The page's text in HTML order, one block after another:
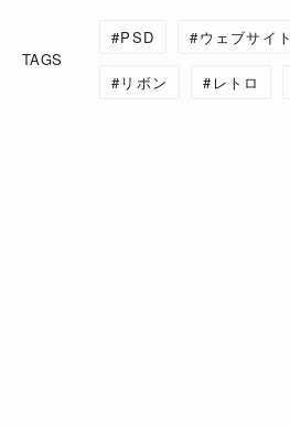
TAGS
PSD ウェブサイト
リボン レトロ